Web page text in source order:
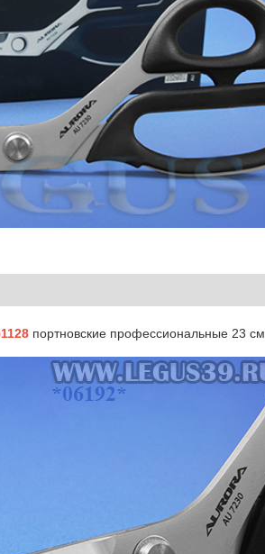
портновские профессиональные 23 см